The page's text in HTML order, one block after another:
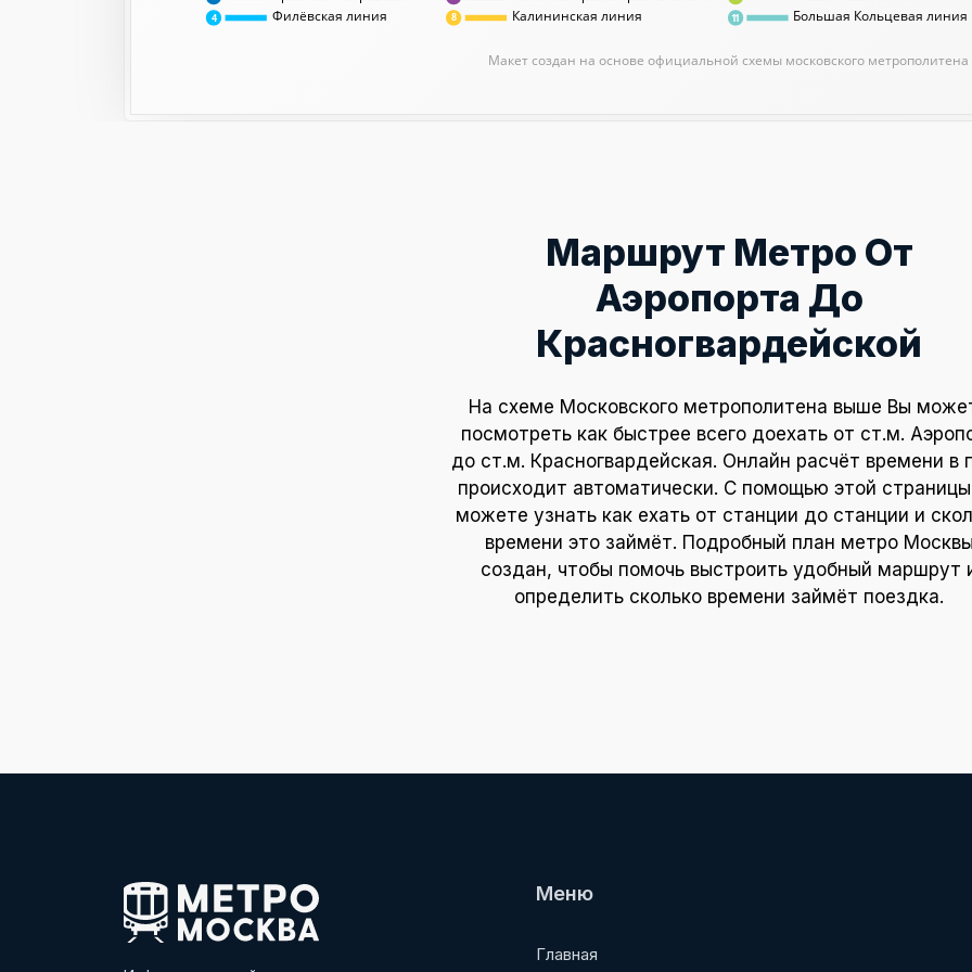
Филёвская линия
Калининская линия
Макет создан на основе официальной схемы московского метрополитена
Большая Кольцевая линия
8 11
4
Маршрут Метро От
Аэропорта До
Красногвардейской
На схеме Московского метрополитена выше Вы
посмотреть как быстрее всего доехать от ст.м.
до ст.м. Красногвардейская. Онлайн расчёт времени в
происходит автоматически. С помощью этой
можете узнать как ехать от станции до станции и
времени это займёт. Подробный план метро Москвы
создан, чтобы помочь выстроить удобный маршрут
определить сколько времени займёт поездка.
Меню
Главная